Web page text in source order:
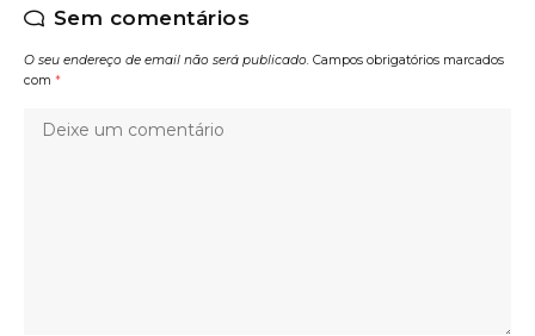
Sem comentários
O seu endereço de email não será publicado. Campos obrigatórios marcados
com *